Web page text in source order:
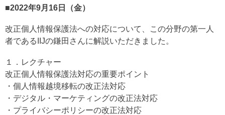
■2022年9月16日（金）
改正個人情報保護法への対応について、この分野の第一人
者であるIIJの鎌田さんに解説いただきました。
１．レクチャー
改正個人情報保護法対応の重要ポイント
・個人情報越境移転の改正法対応
・デジタル・マーケティングの改正法対応
・プライバシーポリシーの改正法対応